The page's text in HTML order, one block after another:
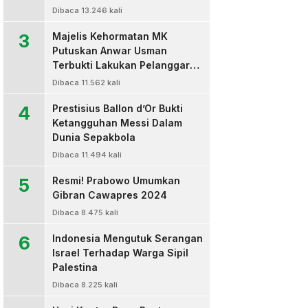
Dibaca 13.246 kali
3
Majelis Kehormatan MK
Putuskan Anwar Usman
Terbukti Lakukan Pelanggaran
Berat Kode Etik dan
Dibaca 11.562 kali
4
Prestisius Ballon d’Or Bukti
Ketangguhan Messi Dalam
Dunia Sepakbola
Dibaca 11.494 kali
5
Resmi! Prabowo Umumkan
Gibran Cawapres 2024
Dibaca 8.475 kali
6
Indonesia Mengutuk Serangan
Israel Terhadap Warga Sipil
Palestina
Dibaca 8.225 kali